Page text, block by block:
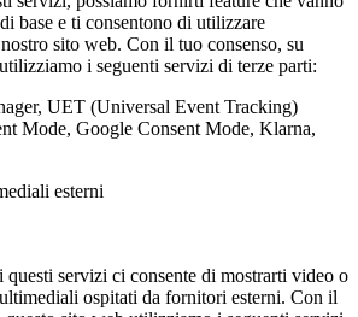
base e ti consentono di utilizzare
sito web. Con il tuo consenso, su
i seguenti servizi di terze parti:
UET (Universal Event Tracking)
Mode, Google Consent Mode, Klarna,
esterni
questi servizi ci consente di mostrarti video o
ospitati da fornitori esterni. Con il